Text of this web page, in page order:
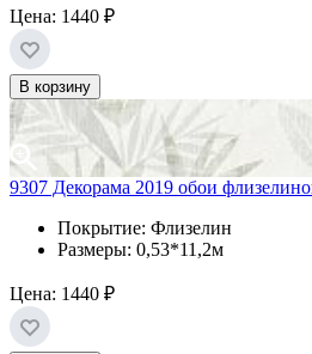
Цена: 1440 ₽
В корзину
9307 Декорама 2019 обои
Покрытие: Флизелин
Размеры: 0,53*11,2м
Цена: 1440 ₽